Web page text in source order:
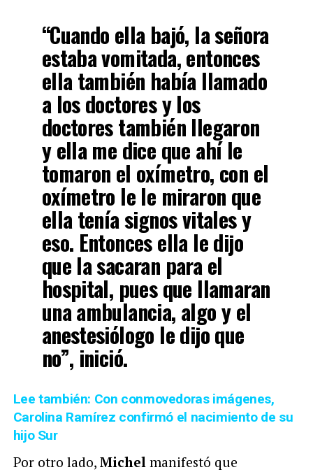
“Cuando ella bajó, la señora
estaba vomitada, entonces
ella también había llamado
a los doctores y los
doctores también llegaron
y ella me dice que ahí le
tomaron el oxímetro, con el
oxímetro le le miraron que
ella tenía signos vitales y
eso. Entonces ella le dijo
que la sacaran para el
hospital, pues que llamaran
una ambulancia, algo y el
anestesiólogo le dijo que
no”, inició.
Lee también: Con conmovedoras imágenes,
Carolina Ramírez confirmó el nacimiento de su
hijo Sur
Por otro lado, Michel manifestó que